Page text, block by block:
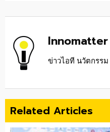
Innomatter
ข่าวไอที นวัตกรร
Related Articles